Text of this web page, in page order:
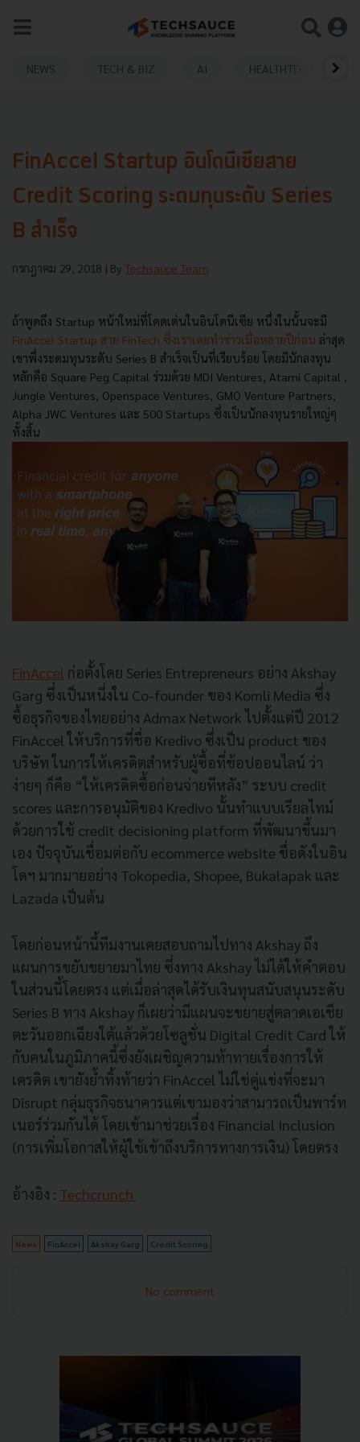
NEWS TECH & BIZ AI HEALTHTECH
FinAccel Startup อินโดนีเซียสาย
Credit Scoring ระดมทุนระดับ Series
B สำเร็จ
กรกฎาคม 29, 2018 | By Techsauce Team
ถ้าพูดถึง Startup หน้าใหม่ที่โดดเด่นในอินโดนีเซีย หนึ่งในนั้นจะมี
FinAccel Startup สาย FinTech ซึ่งเราเคยทำข่าวเมื่อหลายปีก่อน ล่าสุด
เขาพึ่งระดมทุนระดับ Series B สำเร็จเป็นที่เรียบร้อย โดยมีนักลงทุน
หลักคือ Square Peg Capital ร่วมด้วย MDI Ventures, Atami Capital ,
Jungle Ventures, Openspace Ventures, GMO Venture Partners,
Alpha JWC Ventures และ 500 Startups ซึ่งเป็นนักลงทุนรายใหญ่ๆ
ทั้งสิ้น
FinAccel ก่อตั้งโดย Series Entrepreneurs อย่าง Akshay
Garg ซึ่งเป็นหนึ่งใน Co-founder ของ Komli Media ซึ่ง
ซื้อธุรกิจของไทยอย่าง Admax Network ไปตั้งแต่ปี 2012
FinAccelให้บริการที่ชื่อ Kredivo ซึ่งเป็น product ของ
บริษัท ในการให้เครดิตสำหรับผู้ซื้อที่ช้อปออนไลน์ ว่า
ง่ายๆ ก็คือ “ให้เครดิตซื้อก่อนจ่ายทีหลัง” ระบบ credit
scores และการอนุมัติของ Kredivo นั้นทำแบบเรียลไทม์
ด้วยการใช้ credit decisioning platform ที่พัฒนาขึ้นมา
เอง ปัจจุบันเชื่อมต่อกับ ecommerce website ชื่อดังในอิน
โดฯ มากมายอย่าง Tokopedia, Shopee, Bukalapak และ
Lazada เป็นต้น
โดยก่อนหน้านี้ทีมงานเคยสอบถามไปทาง Akshay ถึง
แผนการขยับขยายมาไทย ซึ่งทาง Akshay ไม่ได้ให้คำตอบ
ในส่วนนี้โดยตรง แต่เมื่อล่าสุดได้รับเงินทุนสนับสนุนระดับ
Series B ทาง Akshay ก็เผยว่ามีแผนจะขยายสู่ตลาดเอเชีย
ตะวันออกเฉียงใต้แล้วด้วยโซลูชั่น Digital Credit Card ให้
กับคนในภูมิภาคนี้ซึ่งยังเผชิญความท้าทายเรื่องการให้
เครดิต เขายังย้ำทิ้งท้ายว่า FinAccel ไม่ใช่คู่แข่งที่จะมา
Disrupt กลุ่มธุรกิจธนาคารแต่เขามองว่าสามารถเป็นพาร์ท
เนอร์ร่วมกันได้ โดยเข้ามาช่วยเรื่อง Financial Inclusion
(การเพิ่มโอกาสให้ผู้ใช้เข้าถึงบริการทางการเงิน) โดยตรง
อ้างอิง : Techcrunch
News FinAccel Akshay Garg Credit Scoring
No comment